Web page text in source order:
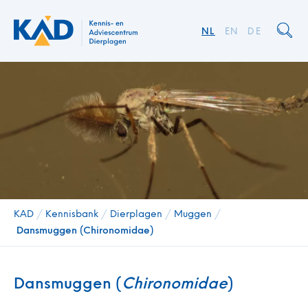
DE
EN
NL
KAD / Kennisbank / Dierplagen / Muggen /
Dansmuggen (Chironomidae)
Dansmuggen (Chironomidae)